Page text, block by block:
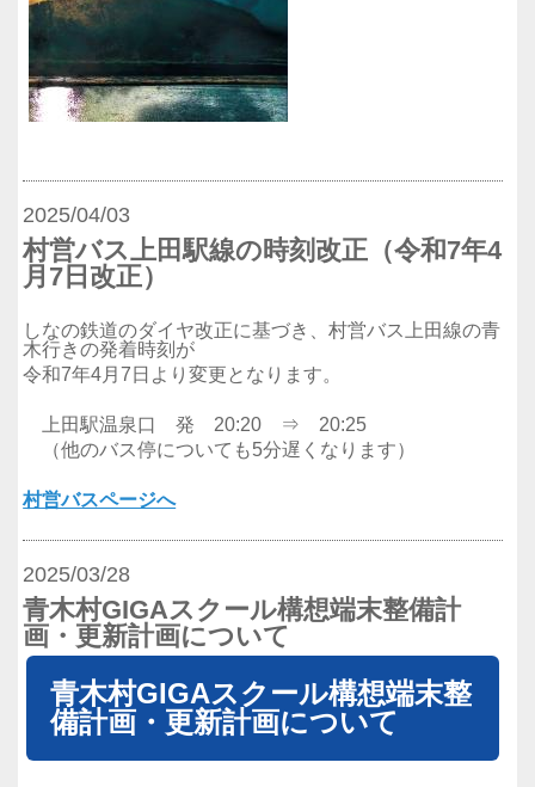
2025/04/03
村営バス上田駅線の時刻改正（令和7年4
月7日改正）
しなの鉄道のダイヤ改正に基づき、村営バス上田線の青
木行きの発着時刻が
令和7年4月7日より変更となります。
上田駅温泉口 発 20:20 ⇒ 20:25
（他のバス停についても5分遅くなります）
村営バスページへ
2025/03/28
青木村GIGAスクール構想端末整備計
画・更新計画について
青木村GIGAスクール構想端末整
備計画・更新計画について